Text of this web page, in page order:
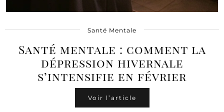
Santé Mentale
Santé mentale : comment la
dépression hivernale
s’intensifie en février
Voir l’article